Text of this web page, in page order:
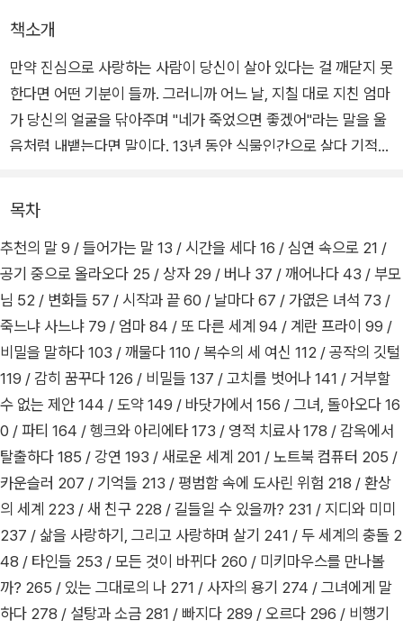
책소개
만약 진심으로 사랑하는 사람이 당신이 살아 있다는 걸 깨닫지 못
한다면 어떤 기분이 들까. 그러니까 어느 날, 지칠 대로 지친 엄마
가 당신의 얼굴을 닦아주며 "네가 죽었으면 좋겠어"라는 말을 울
음처럼 내뱉는다면 말이다. 13년 동안 식물인간으로 살다 기적적
가 죽었으면 좋겠다고 말했다>가 푸른숲에서 출간됐다.
제목은 오랜 간호생활에 지친 나머지 자살 시도까지 했던 엄마가
마틴이 듣지 못하는 줄 알고 내뱉은 혼잣말이자 절규다. 이 책은
식물인간이 된 지 4년 만에 의식이 되돌아왔지만 누구도 이를 발
견하지 못해 그로부터 9년 동안 갇힌 몸으로 살아간 한 청년의 이
야기를 담고 있다. 공포, 자책감, 수치심, 절망, 무력감 등을 오가
며 상상할 수조차 없는 지옥에서 분투한 마틴의 삶을 통해 우리는
그럼에도 불구하고 존재하는 인생의 반짝이는 가치들을 발견할
수 있다.
미국 아마존 분야 1위, 「뉴욕타임스」 베스트셀러, 「퍼블리셔스 위
클리」 베스트셀러, 미국 오디오북 어워드 올해의 책에 선정되었
으며, 출간 전부터 유투브에서 화제를 모은 북트레일러는 130만
뷰를 달성했다. 또한 저자가 TED에서 강연한 영상은 지금까지 1
90만 뷰 이상을 기록하며 미국과 영국은 물론 전 세계인의 관심
을 받고 있다.
목차
추천의 말 9 / 들어가는 말 13 / 시간을 세다 16 / 심연 속으로 21 /
공기 중으로 올라오다 25 / 상자 29 / 버나 37 / 깨어나다 43 / 부모
님 52 / 변화들 57 / 시작과 끝 60 / 날마다 67 / 가엾은 녀석 73 /
죽느냐 사느냐 79 / 엄마 84 / 또 다른 세계 94 / 계란 프라이 99 /
비밀을 말하다 103 / 깨물다 110 / 복수의 세 여신 112 / 공작의 깃털
119 / 감히 꿈꾸다 126 / 비밀들 137 / 고치를 벗어나 141 / 거부할
수 없는 제안 144 / 도약 149 / 바닷가에서 156 / 그녀, 돌아오다 16
0 / 파티 164 / 헹크와 아리에타 173 / 영적 치료사 178 / 감옥에서
탈출하다 185 / 강연 193 / 새로운 세계 201 / 노트북 컴퓨터 205 /
카운슬러 207 / 기억들 213 / 평범함 속에 도사린 위험 218 / 환상
의 세계 223 / 새 친구 228 / 길들일 수 있을까? 231 / 지디와 미미
237 / 삶을 사랑하기, 그리고 사랑하며 살기 241 / 두 세계의 충돌 2
48 / 타인들 253 / 모든 것이 바뀌다 260 / 미키마우스를 만나볼
까? 265 / 있는 그대로의 나 271 / 사자의 용기 274 / 그녀에게 말
하다 278 / 설탕과 소금 281 / 빠지다 289 / 오르다 296 / 비행기